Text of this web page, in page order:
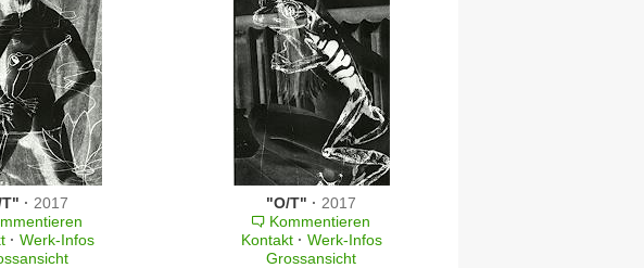
· 2017
· Werk-Infos
"O/T" · 2017
Kommentieren
Kontakt · Werk-Infos
Grossansicht